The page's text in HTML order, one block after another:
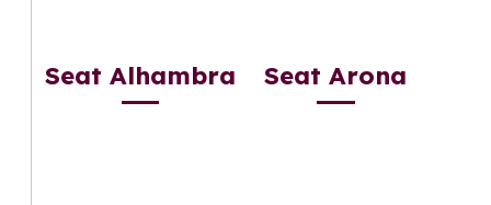
Seat Alhambra Seat Arona